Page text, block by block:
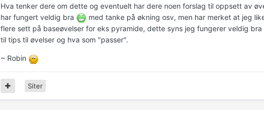
Hva tenker dere om dette og eventuelt har dere noen forslag til oppsett av
har fungert veldig bra
med tanke på økning osv, men har merket at jeg
flere sett på baseøvelser for eks pyramide, dette syns jeg fungerer veldig
til tips til øvelser og hva som "passer".
~ Robin
Siter